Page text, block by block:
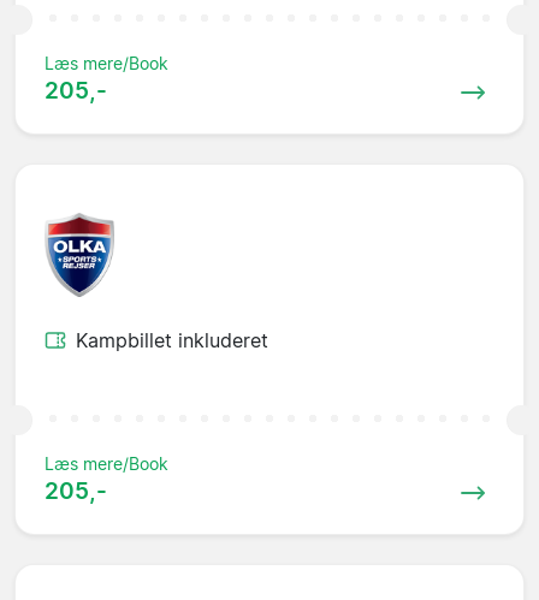
Læs mere/Book
205,-
Kampbillet inkluderet
Læs mere/Book
205,-